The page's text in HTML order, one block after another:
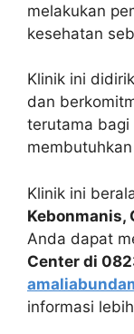
melakukan
kesehatan
Klinik ini
dan
terutama bagi
Klinik ini
Kebonmanis,
Anda dapat
Center di
informasi